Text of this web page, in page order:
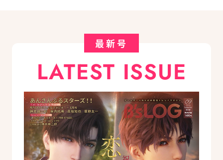
最新号
LATEST ISSUE